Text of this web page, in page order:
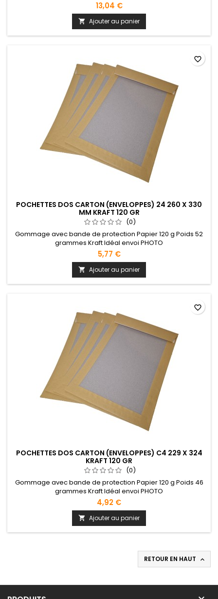
13,04 €
 Ajouter au panier
POCHETTES DOS CARTON (ENVELOPPES) 24 260 X 330
MM KRAFT 120 GR
(0)
Gommage avec bande de protection Papier 120 g Poids 52
grammes Kraft Idéal envoi PHOTO
5,77 €
 Ajouter au panier
favorite_border
POCHETTES DOS CARTON (ENVELOPPES) C4 229 X 324
KRAFT 120 GR
(0)
Gommage avec bande de protection Papier 120 g Poids 46
grammes Kraft Idéal envoi PHOTO
4,92 €
 Ajouter au panier
favorite_border
RETOUR EN HAUT 